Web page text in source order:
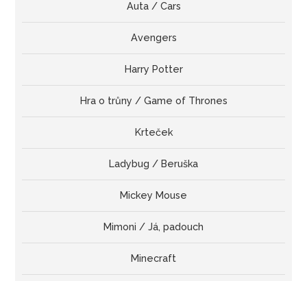
Auta / Cars
Avengers
Harry Potter
Hra o trůny / Game of Thrones
Krteček
Ladybug / Beruška
Mickey Mouse
Mimoni / Já, padouch
Minecraft